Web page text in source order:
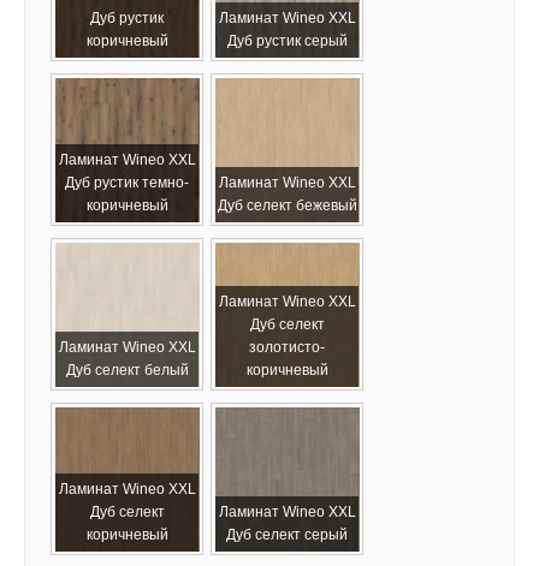
Дуб рустик
коричневый
Ламинат Wineo XХL
Дуб рустик серый
Ламинат Wineo XХL
Дуб рустик темно-
коричневый
Ламинат Wineo XХL
Дуб селект бежевый
Ламинат Wineo XХL
Дуб селект белый
Ламинат Wineo XХL
Дуб селект
золотисто-
коричневый
Ламинат Wineo XХL
Дуб селект
коричневый
Ламинат Wineo XХL
Дуб селект серый